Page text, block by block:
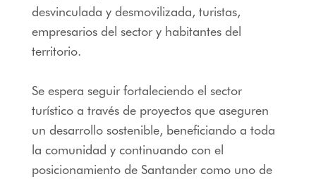
desvinculada y desmovilizada, turistas,
empresarios del sector y habitantes del
territorio.
Se espera seguir fortaleciendo el sector
turístico a través de proyectos que aseguren
un desarrollo sostenible, beneficiando a toda
la comunidad y continuando con el
posicionamiento de Santander como uno de